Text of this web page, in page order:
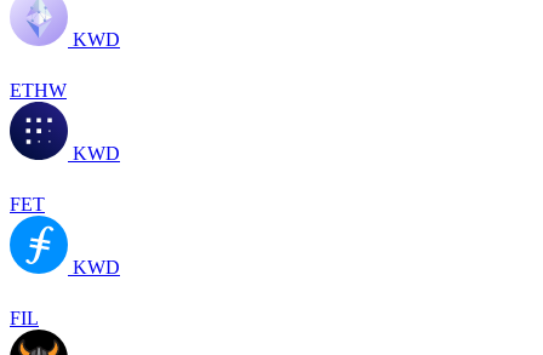
KWD
ETHW
KWD
FET
KWD
FIL